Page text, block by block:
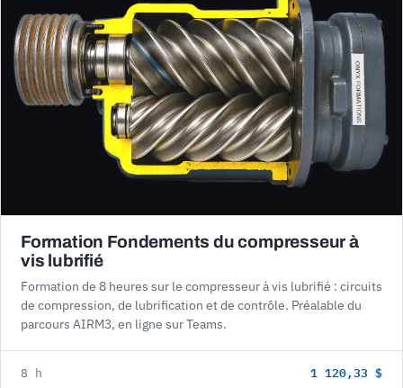
Formation Fondements du compresseur à
vis lubrifié
Formation de 8 heures sur le compresseur à vis lubrifié : circuits
de compression, de lubrification et de contrôle. Préalable du
parcours AIRM3, en ligne sur Teams.
8 h 1 120,33 $